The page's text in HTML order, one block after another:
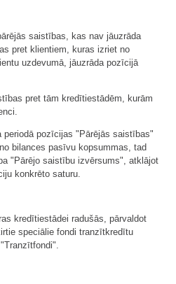
saistības, kas nav jāuzrāda
pret klientiem, kuras izriet no
uzdevumā, jāuzrāda pozīcijā
pret tām kredītiestādēm, kurām
pozīcijas "Pārējās saistības"
bilances pasīvu kopsummas, tad
"Pārējo saistību izvērsums", atklājot
konkrēto saturu.
kredītiestādei radušās, pārvaldot
speciālie fondi tranzītkredītu